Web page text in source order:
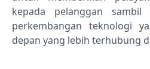
kepada pelanggan
perkembangan teknologi
depan yang lebih terhubung